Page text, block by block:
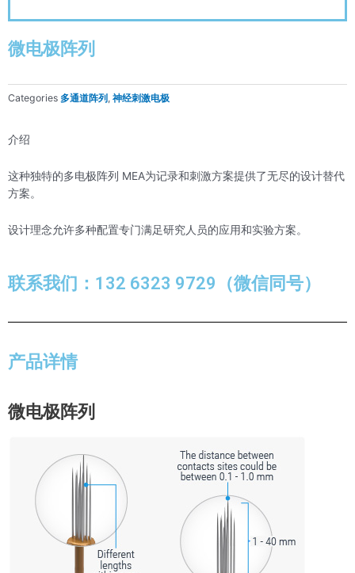
微电极阵列
Categories 多通道阵列 , 神经刺激电极
介绍
这种独特的多电极阵列 MEA为记录和刺激方案提供了无尽的设计替代
方案。
设计理念允许多种配置专门满足研究人员的应用和实验方案。
联系我们：132 6323 9729（微信同号）
产品详情
微电极阵列